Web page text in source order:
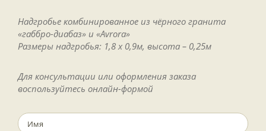
Надгробье комбинированное из чёрного гранита
«габбро-диабаз» и «Avrora»
Размеры надгробья: 1,8 х 0,9м, высота – 0,25м
Для консультации или оформления заказа
воспользуйтесь онлайн-формой